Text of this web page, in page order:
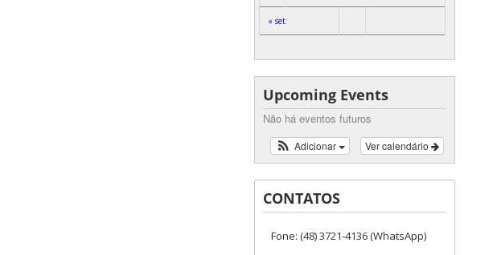
« set
Upcoming Events
Não há eventos futuros
Ver calendário
Adicionar
CONTATOS
Fone: (48) 3721-4136 (WhatsApp)